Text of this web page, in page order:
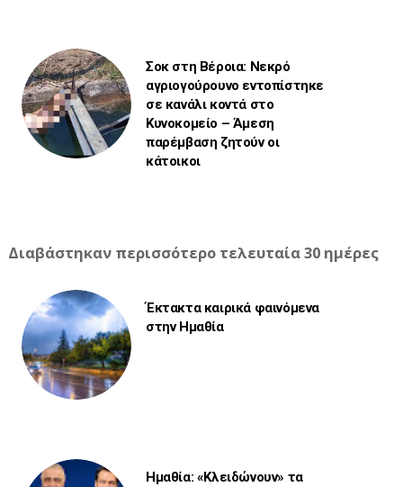
Σοκ στη Βέροια: Νεκρό
αγριογούρουνο εντοπίστηκε
σε κανάλι κοντά στο
Κυνοκομείο – Άμεση
παρέμβαση ζητούν οι
κάτοικοι
Διαβάστηκαν περισσότερο τελευταία 30 ημέρες
Έκτακτα καιρικά φαινόμενα
στην Ημαθία
Ημαθία: «Κλειδώνουν» τα